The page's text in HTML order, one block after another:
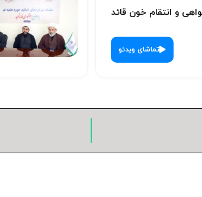
و انتقام خون قائد
تماشای ویدئو